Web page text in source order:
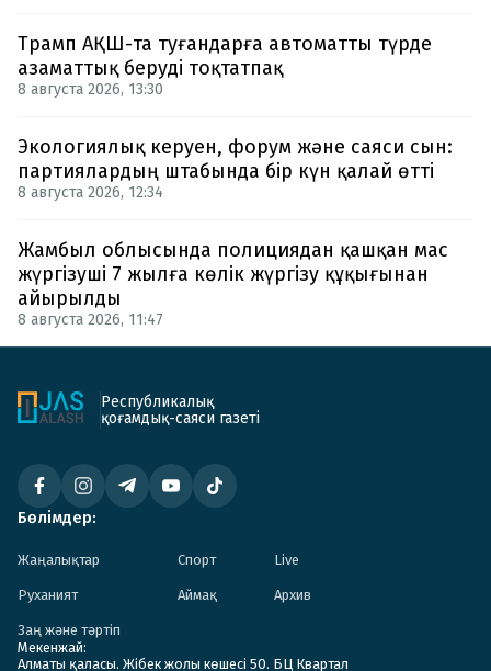
Трамп АҚШ-та туғандарға автоматты түрде
азаматтық беруді тоқтатпақ
8 августа 2026, 13:30
Экологиялық керуен, форум және саяси сын:
партиялардың штабында бір күн қалай өтті
8 августа 2026, 12:34
Жамбыл облысында полициядан қашқан мас
жүргізуші 7 жылға көлік жүргізу құқығынан
айырылды
8 августа 2026, 11:47
Республикалық
қоғамдық-саяси газеті
Бөлімдер:
Жаңалықтар Спорт Live
Руханият Аймақ Архив
Заң және тәртіп
Мекенжай:
Алматы қаласы. Жібек жолы көшесі 50. БЦ Квартал